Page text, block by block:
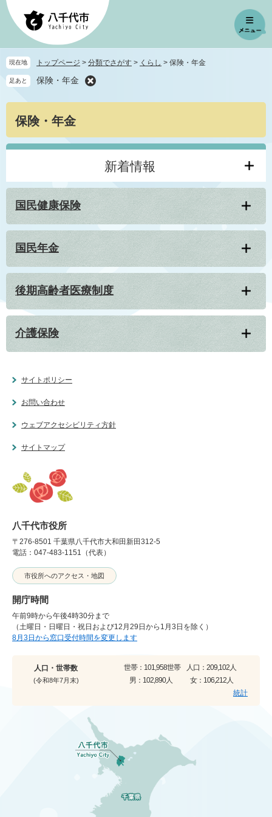
ペ
先
頭
メ
を
飛
文
へ
現在地 トップページ > 分類でさがす > くらし > 保険・年金
足あと 保険・年金
保険・年金
新着情報
国民健康保険
国民年金
後期高齢者医療制度
介護保険
サイトポリシー
お問い合わせ
ウェブアクセシビリティ方針
サイトマップ
八千代市役所
〒276-8501 千葉県八千代市大和田新田312-5
電話：047-483-1151（代表）
市役所へのアクセス・地図
開庁時間
午前9時から午後4時30分まで
（土曜日・日曜日・祝日および12月29日から1月3日を除く）
8月3日から窓口受付時間を変更します
人口・世帯数
(令和8年7月末)
世帯： 101,958世帯 人口： 209,102人
男： 102,890人 女： 106,212人
統計